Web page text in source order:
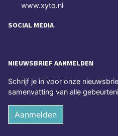
www.xyto.nl
SOCIAL MEDIA
NIEUWSBRIEF AANMELDEN
Schrijf je in voor onze
samenvatting van alle
Aanmelden